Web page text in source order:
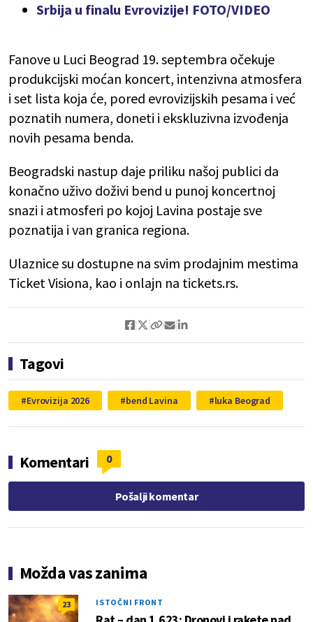
Srbija u finalu Evrovizije! FOTO/VIDEO
Fanove u Luci Beograd 19. septembra očekuje
produkcijski moćan koncert, intenzivna atmosfera
i set lista koja će, pored evrovizijskih pesama i već
poznatih numera, doneti i ekskluzivna izvođenja
novih pesama benda.
Beogradski nastup daje priliku našoj publici da
konačno uživo doživi bend u punoj koncertnoj
snazi i atmosferi po kojoj Lavina postaje sve
poznatija i van granica regiona.
Ulaznice su dostupne na svim prodajnim mestima
Ticket Visiona, kao i onlajn na tickets.rs.
Tagovi
Evrovizija 2026 bend Lavina luka Beograd
Komentari 0
Pošalji komentar
Možda vas zanima
23 ISTOČNI FRONT